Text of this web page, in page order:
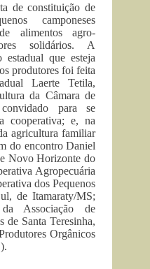
de constituição de
camponeses
alimentos agro-
solidários. A
que esteja
produtores foi feita
Laerte Tetila,
da Câmara de
para se
cooperativa; e, na
agricultura familiar
do encontro Daniel
Novo Horizonte do
Agropecuária
dos Pequenos
de Itamaraty/MS;
Associação de
de Santa Teresinha,
Orgânicos